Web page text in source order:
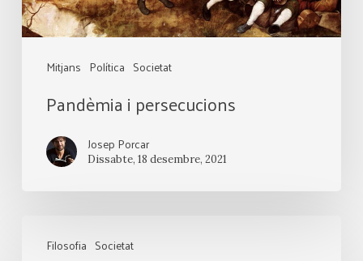
Mitjans Política Societat
Pandèmia i persecucions
Josep Porcar
Dissabte, 18 desembre, 2021
Filosofia Societat